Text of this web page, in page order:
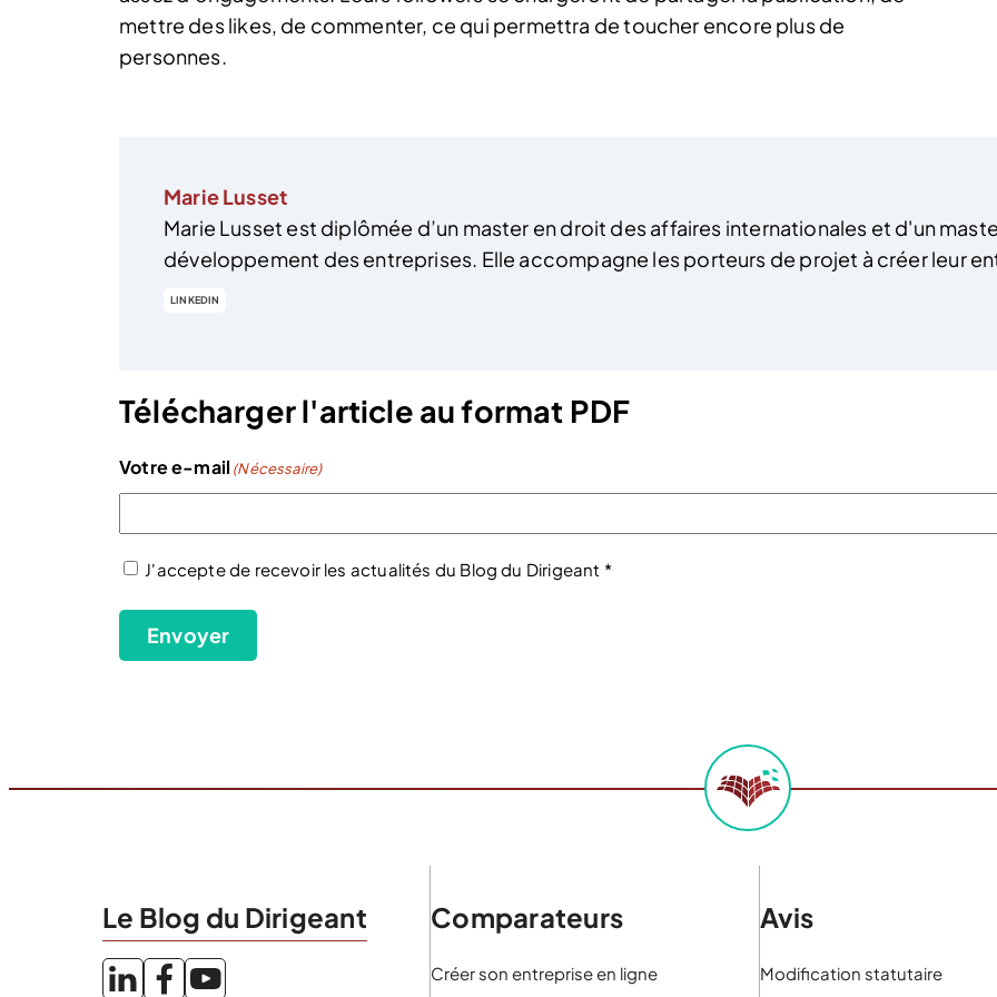
mettre des likes, de commenter, ce qui permettra de toucher encore plus de
personnes.
Marie Lusset
Marie Lusset est diplômée d’un master en droit des affaires internationales et d'un
développement des entreprises. Elle accompagne les porteurs de projet à créer leur
LINKEDIN
Télécharger l'article au format PDF
Votre e-mail (Nécessaire)
J'accepte de recevoir les actualités du Blog du Dirigeant *
Envoyer
Le Blog du Dirigeant Comparateurs
Créer son entreprise en ligne
Avis
Modification statutaire